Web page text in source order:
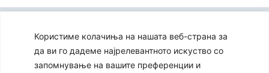
Користиме колачиња на нашата веб-страна за
да ви го дадеме најрелевантното искуство со
запомнување на вашите преференции и